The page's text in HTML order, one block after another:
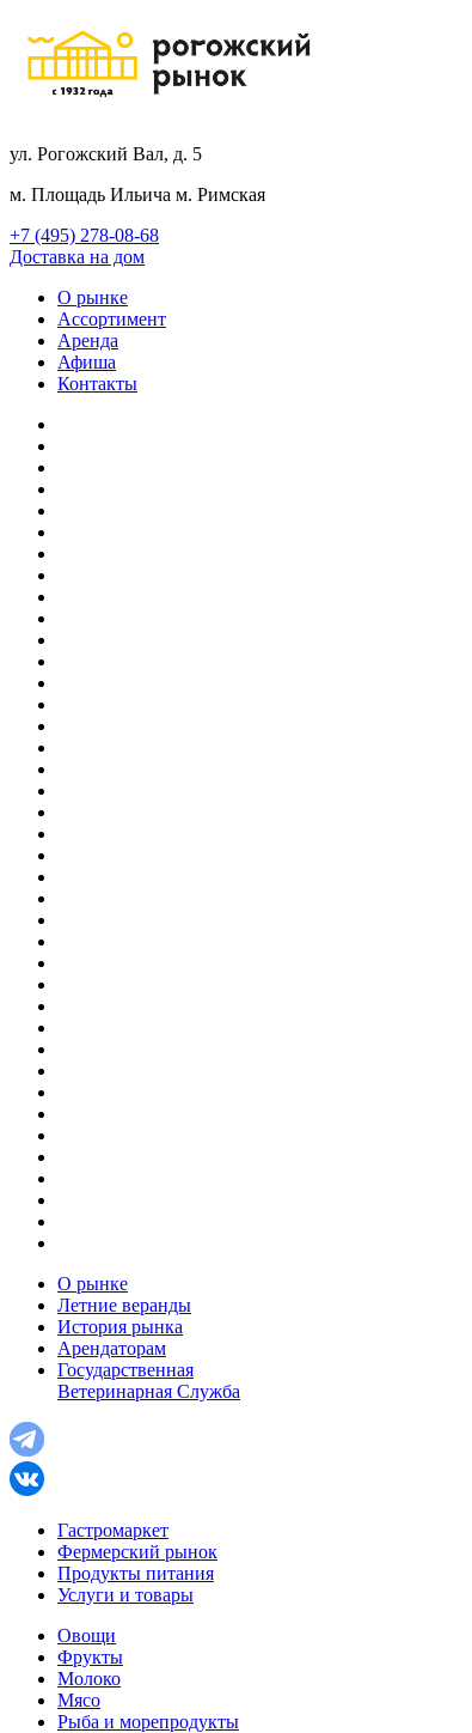
ул. Рогожский Вал, д. 5
м. Площадь Ильича м. Римская
+7 (495) 278-08-68
Доставка на дом
О рынке
Ассортимент
Аренда
Афиша
Контакты
О рынке
Летние веранды
История рынка
Арендаторам
Государственная
Ветеринарная Служба
Гастромаркет
Фермерский рынок
Продукты питания
Услуги и товары
Овощи
Фрукты
Молоко
Мясо
Рыба и морепродукты